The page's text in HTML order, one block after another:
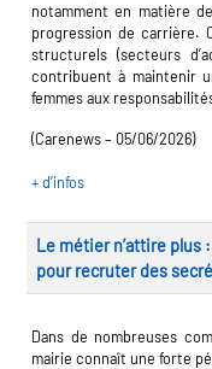
notamment en matière
progression de carrière.
structurels (secteurs
contribuent à maintenir
femmes aux
(Carenews – 05/06/2026)
+ d’infos
Le métier n’attire plus
pour recruter des
Dans de nombreuses
mairie connaît une forte